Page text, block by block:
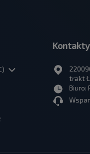
Kontakty
trakt
Biuro: